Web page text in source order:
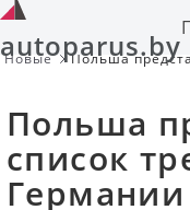
autoparus.by
Новые
Польша
Второй
Польша
список